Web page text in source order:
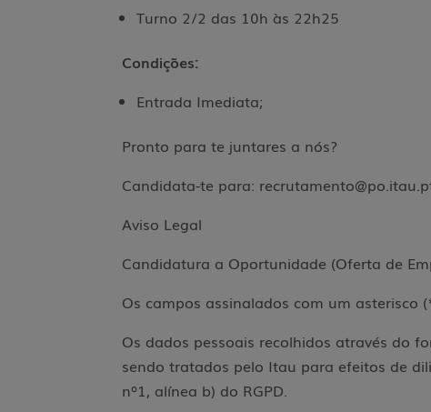
Turno 2/2 das 10h às 22h25
Condições:
Entrada Imediata;
Pronto para te juntares a nós?
Candidata-te para:
Aviso Legal
Candidatura a Oportunidade (Oferta de
Os campos assinalados com um asterisco
Os dados pessoais recolhidos através do
sendo tratados pelo Itau para efeitos de
nº1, alínea b) do RGPD.